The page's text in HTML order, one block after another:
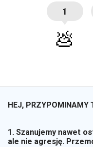
1
💩
HEJ, PRZYPOMINAMY
1. Szanujemy nawet
ale nie agresję.